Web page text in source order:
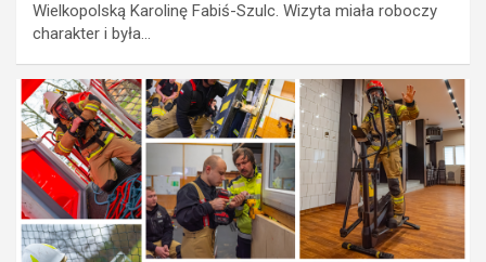
Wielkopolską Karolinę Fabiś-Szulc. Wizyta miała roboczy
charakter i była…